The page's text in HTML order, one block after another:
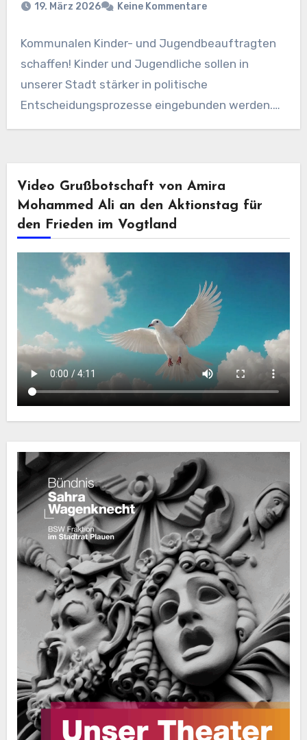
19. März 2026 Keine Kommentare
Kommunalen Kinder- und Jugendbeauftragten
schaffen! Kinder und Jugendliche sollen in
unserer Stadt stärker in politische
Entscheidungsprozesse eingebunden werden.
Dieses Ziel verfolgt ein…
Video Grußbotschaft von Amira
Mohammed Ali an den Aktionstag für
den Frieden im Vogtland